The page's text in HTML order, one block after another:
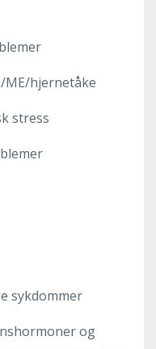
hjernetåke
stress
sykdommer
og